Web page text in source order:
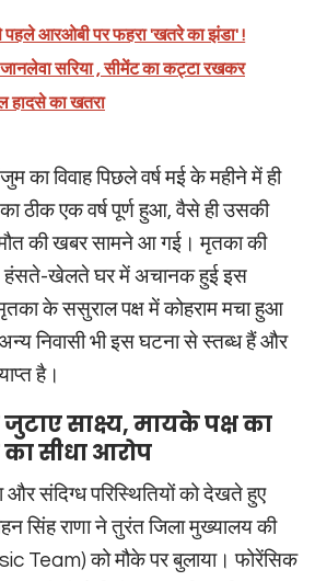
पहले आरओबी पर फहरा 'खतरे का झंडा' !
सरिया , सीमेंट का कट्टा रखकर
हादसे का खतरा
का विवाह पिछले वर्ष मई के महीने में ही
ठीक एक वर्ष पूर्ण हुआ, वैसे ही उसकी
मौत की खबर सामने आ गई। मृतका की
हंसते-खेलते घर में अचानक हुई इस
के ससुराल पक्ष में कोहराम मचा हुआ
निवासी भी इस घटना से स्तब्ध हैं और
है।
साक्ष्य, मायके पक्ष का
सीधा आरोप
संदिग्ध परिस्थितियों को देखते हुए
सिंह राणा ने तुरंत जिला मुख्यालय की
Team) को मौके पर बुलाया। फोरेंसिक